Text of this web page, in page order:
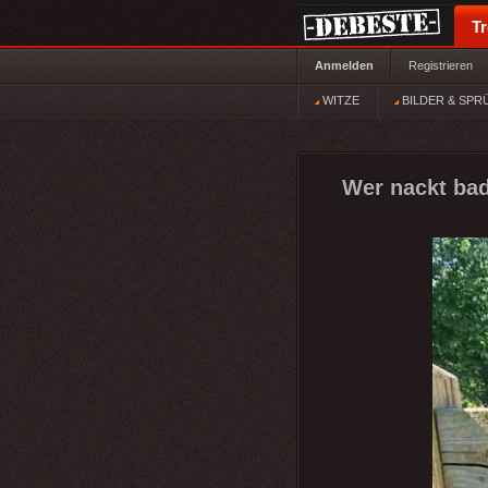
Anmelden Registrieren
WITZE BILDER &
Wer nackt